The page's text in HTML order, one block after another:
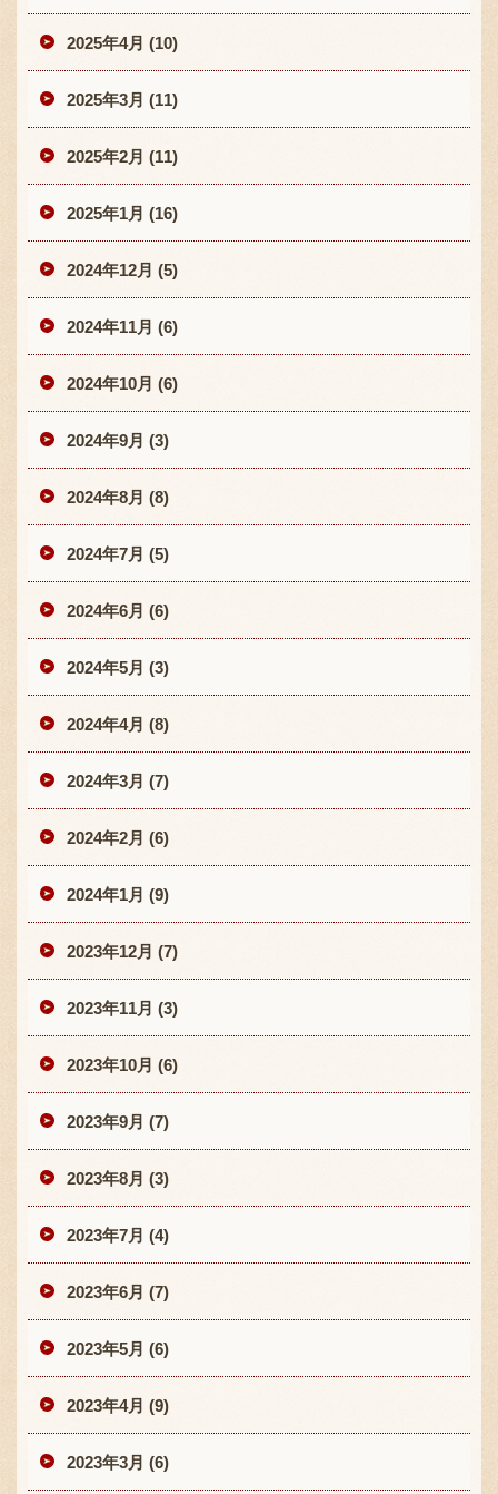
2025年4月 (10)
2025年3月 (11)
2025年2月 (11)
2025年1月 (16)
2024年12月 (5)
2024年11月 (6)
2024年10月 (6)
2024年9月 (3)
2024年8月 (8)
2024年7月 (5)
2024年6月 (6)
2024年5月 (3)
2024年4月 (8)
2024年3月 (7)
2024年2月 (6)
2024年1月 (9)
2023年12月 (7)
2023年11月 (3)
2023年10月 (6)
2023年9月 (7)
2023年8月 (3)
2023年7月 (4)
2023年6月 (7)
2023年5月 (6)
2023年4月 (9)
2023年3月 (6)